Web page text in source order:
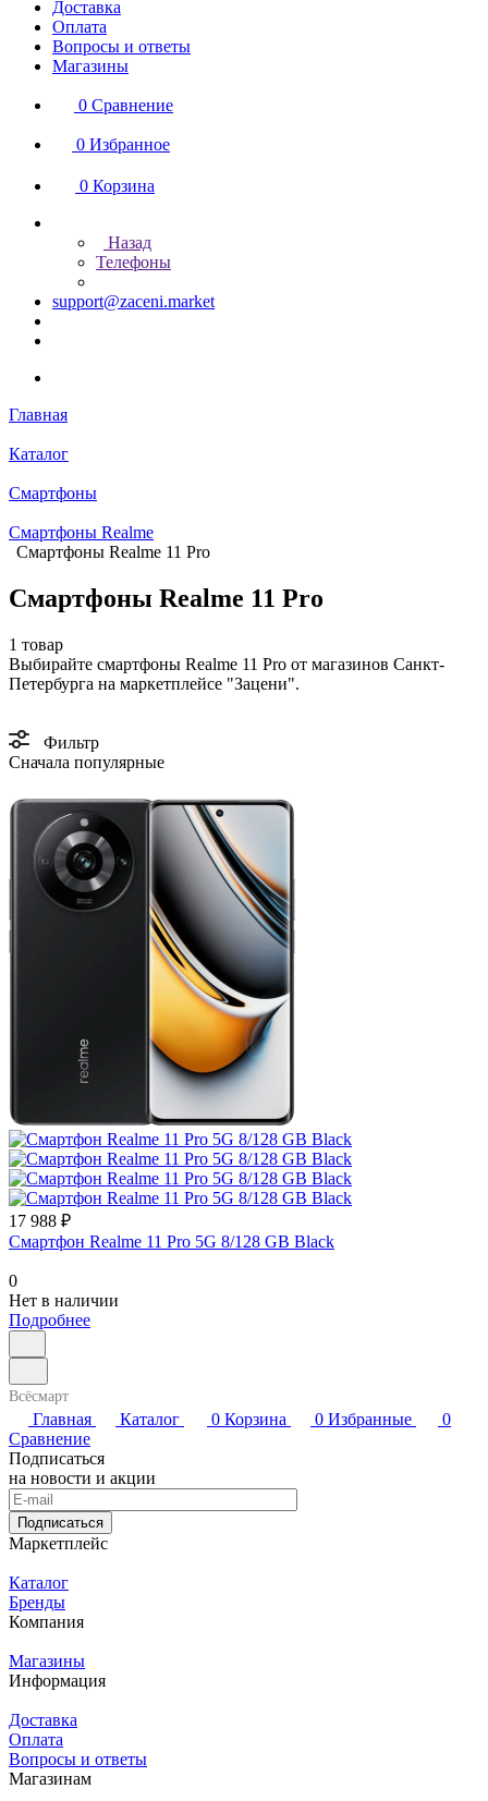
Доставка
Оплата
Вопросы и ответы
Магазины
0 Сравнение
0 Избранное
0 Корзина
Назад
Телефоны
support@zaceni.market
Главная
Каталог
Смартфоны
Смартфоны Realme
Смартфоны Realme 11 Pro
Смартфоны Realme 11 Pro
1 товар
Выбирайте смартфоны Realme 11 Pro от магазинов Санкт-
Петербурга на маркетплейсе "Зацени".
Фильтр
Сначала популярные
17 988 ₽
Смартфон Realme 11 Pro 5G 8/128 GB Black
0
Нет в наличии
Подробнее
Всёсмарт
Главная Каталог 0 Корзина 0 Избранные
0
Сравнение
Подписаться
на новости и акции
Подписаться
Маркетплейс
Каталог
Бренды
Компания
Магазины
Информация
Доставка
Оплата
Вопросы и ответы
Магазинам